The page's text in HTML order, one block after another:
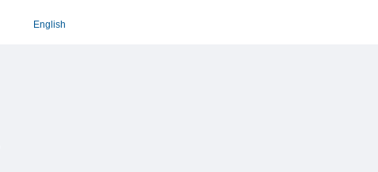
English